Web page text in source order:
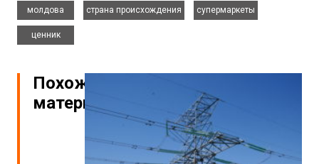
молдова
страна происхождения
супермаркеты
ценник
Похожие
материалы